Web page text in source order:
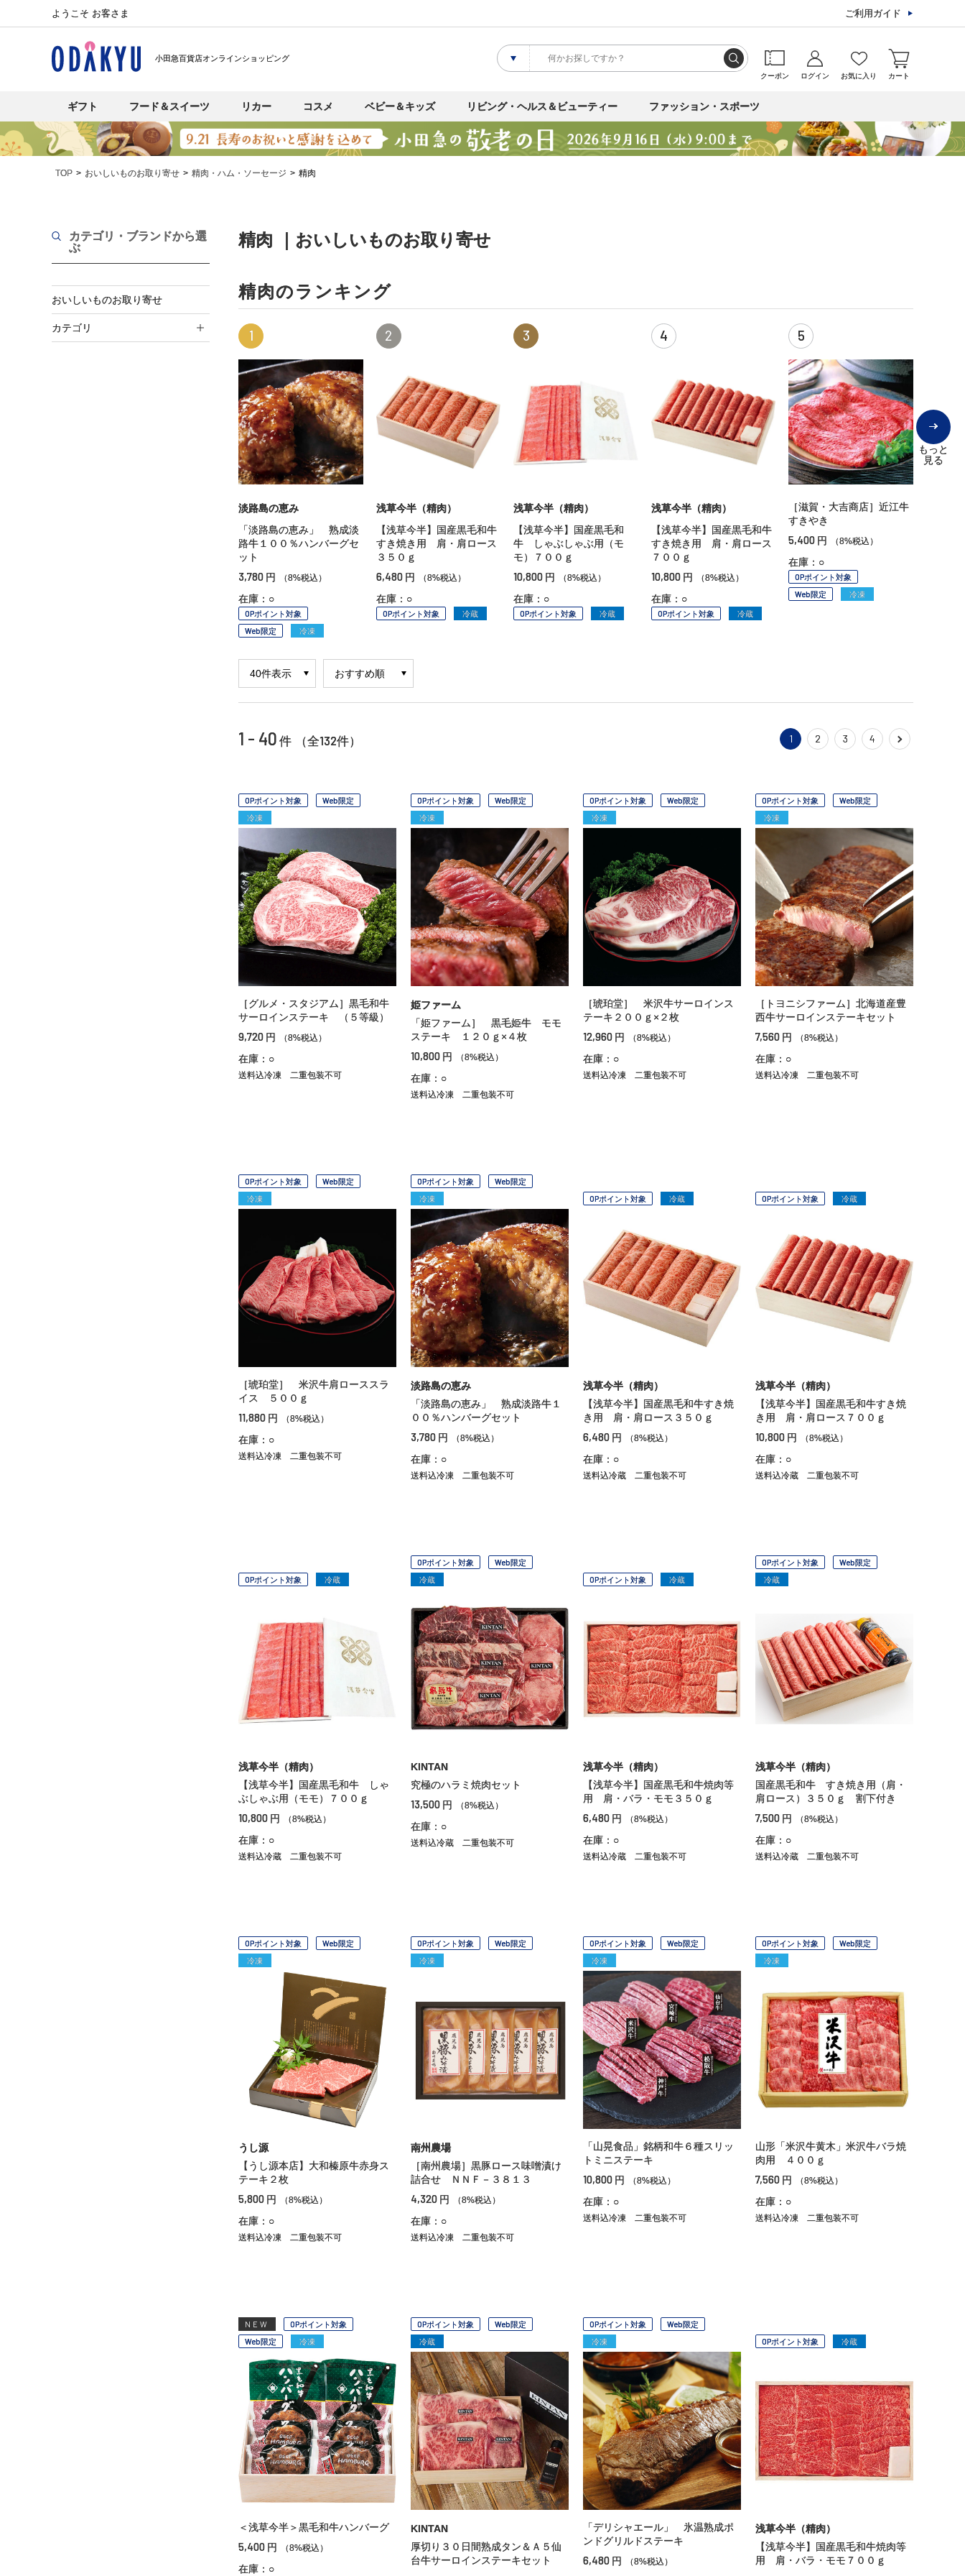
ようこそ お客さま ご利用ガイド
小田急百貨店オンラインショッピング
クーポン ログイン お気に入り カート
ギフト フード＆スイーツ リカー コスメ ベビー＆キッズ リビング・ヘルス＆ビューティー ファッション・スポーツ
TOP おいしいものお取り寄せ 精肉・ハム・ソーセージ 精肉
カテゴリ・ブランドから選
ぶ
おいしいものお取り寄せ
カテゴリ
精肉 ｜おいしいものお取り寄せ
精肉のランキング
もっと
見る
1
淡路島の恵み
「淡路島の恵み」 熟成淡
路牛１００％ハンバーグセ
ット
3,780 円 （8%税込）
在庫：○
OPポイント対象
Web限定
冷凍
2
浅草今半（精肉）
【浅草今半】国産黒毛和牛
すき焼き用 肩・肩ロース
３５０ｇ
6,480 円 （8%税込）
在庫：○
OPポイント対象 冷蔵
3
浅草今半（精肉）
【浅草今半】国産黒毛和
牛 しゃぶしゃぶ用（モ
モ）７００ｇ
10,800 円 （8%税込）
在庫：○
OPポイント対象 冷蔵
4
浅草今半（精肉）
【浅草今半】国産黒毛和牛
すき焼き用 肩・肩ロース
７００ｇ
10,800 円 （8%税込）
在庫：○
OPポイント対象 冷蔵
5
［滋賀・大吉商店］近江牛
すきやき
5,400 円 （8%税込）
在庫：○
OPポイント対象
Web限定
冷凍
1 - 40 件 （全132件） 1 2 3 4
OPポイント対象
Web限定
冷凍
［グルメ・スタジアム］黒毛和牛
サーロインステーキ （５等級）
9,720 円 （8%税込）
在庫：○
送料込冷凍 二重包装不可
OPポイント対象
Web限定
冷凍
姫ファーム
「姫ファーム］ 黒毛姫牛 モモ
ステーキ １２０ｇ×４枚
10,800 円 （8%税込）
在庫：○
送料込冷凍 二重包装不可
OPポイント対象
Web限定
冷凍
［琥珀堂］ 米沢牛サーロインス
テーキ２００ｇ×２枚
12,960 円 （8%税込）
在庫：○
送料込冷凍 二重包装不可
OPポイント対象
Web限定
冷凍
［トヨニシファーム］北海道産豊
西牛サーロインステーキセット
7,560 円 （8%税込）
在庫：○
送料込冷凍 二重包装不可
OPポイント対象
Web限定
冷凍
［琥珀堂］ 米沢牛肩ローススラ
イス ５００ｇ
11,880 円 （8%税込）
在庫：○
送料込冷凍 二重包装不可
OPポイント対象
Web限定
冷凍
淡路島の恵み
「淡路島の恵み」 熟成淡路牛１
００％ハンバーグセット
3,780 円 （8%税込）
在庫：○
送料込冷凍 二重包装不可
OPポイント対象 冷蔵
浅草今半（精肉）
【浅草今半】国産黒毛和牛すき焼
き用 肩・肩ロース３５０ｇ
6,480 円 （8%税込）
在庫：○
送料込冷蔵 二重包装不可
OPポイント対象 冷蔵
浅草今半（精肉）
【浅草今半】国産黒毛和牛すき焼
き用 肩・肩ロース７００ｇ
10,800 円 （8%税込）
在庫：○
送料込冷蔵 二重包装不可
OPポイント対象 冷蔵
浅草今半（精肉）
【浅草今半】国産黒毛和牛 しゃ
ぶしゃぶ用（モモ）７００ｇ
10,800 円 （8%税込）
在庫：○
送料込冷蔵 二重包装不可
OPポイント対象
Web限定
冷蔵
KINTAN
究極のハラミ焼肉セット
13,500 円 （8%税込）
在庫：○
送料込冷蔵 二重包装不可
OPポイント対象 冷蔵
浅草今半（精肉）
【浅草今半】国産黒毛和牛焼肉等
用 肩・バラ・モモ３５０ｇ
6,480 円 （8%税込）
在庫：○
送料込冷蔵 二重包装不可
OPポイント対象
Web限定
冷蔵
浅草今半（精肉）
国産黒毛和牛 すき焼き用（肩・
肩ロース）３５０ｇ 割下付き
7,500 円 （8%税込）
在庫：○
送料込冷蔵 二重包装不可
OPポイント対象
Web限定
冷凍
うし源
【うし源本店】大和榛原牛赤身ス
テーキ２枚
5,800 円 （8%税込）
在庫：○
送料込冷凍 二重包装不可
OPポイント対象
Web限定
冷凍
南州農場
［南州農場］黒豚ロース味噌漬け
詰合せ ＮＮＦ－３８１３
4,320 円 （8%税込）
在庫：○
送料込冷凍 二重包装不可
OPポイント対象
Web限定
冷凍
「山晃食品」銘柄和牛６種スリッ
トミニステーキ
10,800 円 （8%税込）
在庫：○
送料込冷凍 二重包装不可
OPポイント対象
Web限定
冷凍
山形「米沢牛黄木」米沢牛バラ焼
肉用 ４００ｇ
7,560 円 （8%税込）
在庫：○
送料込冷凍 二重包装不可
NEW
OPポイント対象
Web限定
冷凍
＜浅草今半＞黒毛和牛ハンバーグ
5,400 円 （8%税込）
在庫：○
OPポイント対象
Web限定
冷蔵
KINTAN
厚切り３０日間熟成タン＆Ａ５仙
台牛サーロインステーキセット
OPポイント対象
Web限定
冷凍
「デリシャエール」 氷温熟成ポ
ンドグリルドステーキ
6,480 円 （8%税込）
OPポイント対象 冷蔵
浅草今半（精肉）
【浅草今半】国産黒毛和牛焼肉等
用 肩・バラ・モモ７００ｇ